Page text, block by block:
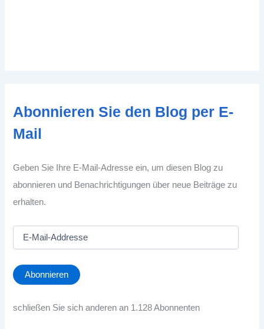
Abonnieren Sie den Blog per E-
Mail
Geben Sie Ihre E-Mail-Adresse ein, um diesen Blog zu
abonnieren und Benachrichtigungen über neue Beiträge zu
erhalten.
a
i
A
Abonnieren
schließen Sie sich anderen an 1.128 Abonnenten